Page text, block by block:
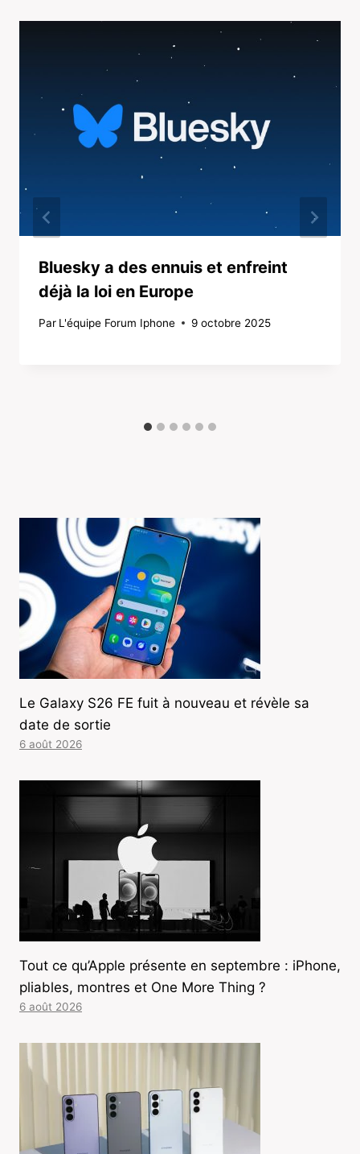
Bluesky a des ennuis et enfreint
déjà la loi en Europe
Par L'équipe Forum Iphone 9 octobre 2025
Le Galaxy S26 FE fuit à nouveau et révèle sa
date de sortie
6 août 2026
Tout ce qu’Apple présente en septembre : iPhone,
pliables, montres et One More Thing ?
6 août 2026